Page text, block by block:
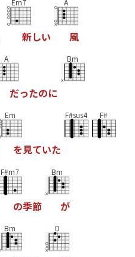
新しい 風
A
だったのに
Bm
Em
を見ていた
F#sus4 F#
F#m7
の季節
Bm
が
Bm D